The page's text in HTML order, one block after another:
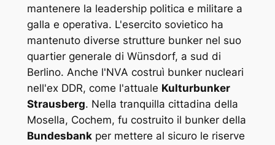
mantenere la leadership politica e militare a
galla e operativa. L'esercito sovietico ha
mantenuto diverse strutture bunker nel suo
quartier generale di Wünsdorf, a sud di
Berlino. Anche l'NVA costruì bunker nucleari
nell'ex DDR, come l'attuale Kulturbunker
Strausberg. Nella tranquilla cittadina della
Mosella, Cochem, fu costruito il bunker della
Bundesbankper mettere al sicuro le riserve